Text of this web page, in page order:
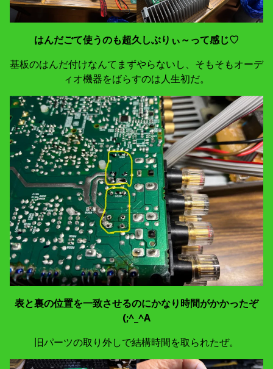
はんだごて使うのも超久しぶりぃ～って感じ♡
基板のはんだ付けなんてまずやらないし、そもそもオーデ
ィオ機器をばらすのは人生初だ。
表と裏の位置を一致させるのにかなり時間がかかったぞ
(;^_^A
旧パーツの取り外しで結構時間を取られたぜ。